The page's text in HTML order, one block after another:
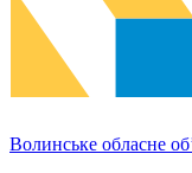
Волинське обласне